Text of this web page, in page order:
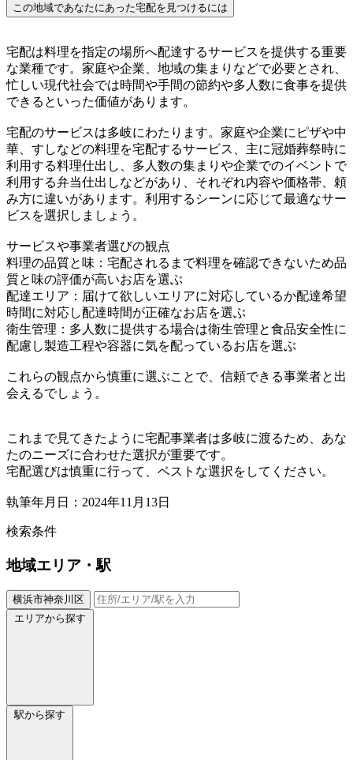
この地域であなたにあった宅配を見つけるには
宅配は料理を指定の場所へ配達するサービスを提供する重要
な業種です。家庭や企業、地域の集まりなどで必要とされ、
忙しい現代社会では時間や手間の節約や多人数に食事を提供
できるといった価値があります。
宅配のサービスは多岐にわたります。家庭や企業にピザや中
華、すしなどの料理を宅配するサービス、主に冠婚葬祭時に
利用する料理仕出し、多人数の集まりや企業でのイベントで
利用する弁当仕出しなどがあり、それぞれ内容や価格帯、頼
み方に違いがあります。利用するシーンに応じて最適なサー
ビスを選択しましょう。
サービスや事業者選びの観点
料理の品質と味：宅配されるまで料理を確認できないため品
質と味の評価が高いお店を選ぶ
配達エリア：届けて欲しいエリアに対応しているか配達希望
時間に対応し配達時間が正確なお店を選ぶ
衛生管理：多人数に提供する場合は衛生管理と食品安全性に
配慮し製造工程や容器に気を配っているお店を選ぶ
これらの観点から慎重に選ぶことで、信頼できる事業者と出
会えるでしょう。
これまで見てきたように宅配事業者は多岐に渡るため、あな
たのニーズに合わせた選択が重要です。
宅配選びは慎重に行って、ベストな選択をしてください。
執筆年月日：2024年11月13日
検索条件
地域エリア・駅
横浜市神奈川区
エリアから探す
駅から探す